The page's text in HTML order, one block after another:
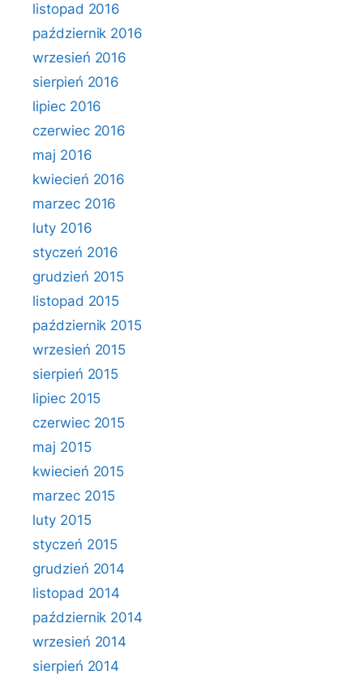
listopad 2016
październik 2016
wrzesień 2016
sierpień 2016
lipiec 2016
czerwiec 2016
maj 2016
kwiecień 2016
marzec 2016
luty 2016
styczeń 2016
grudzień 2015
listopad 2015
październik 2015
wrzesień 2015
sierpień 2015
lipiec 2015
czerwiec 2015
maj 2015
kwiecień 2015
marzec 2015
luty 2015
styczeń 2015
grudzień 2014
listopad 2014
październik 2014
wrzesień 2014
sierpień 2014